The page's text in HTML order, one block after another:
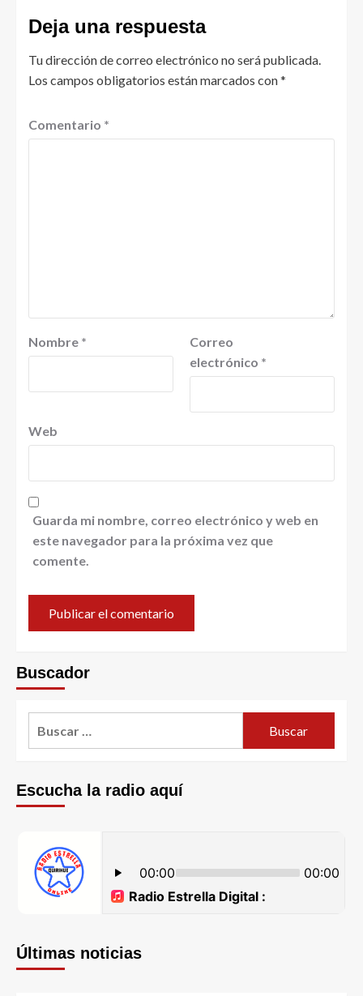
Deja una respuesta
Tu dirección de correo electrónico no será publicada.
Los campos obligatorios están marcados con*
Comentario *
Nombre *
Correo
electrónico *
Web
Guarda mi nombre, correo electrónico y web en
este navegador para la próxima vez que
comente.
Buscador
Escucha la radio aquí
Últimas noticias